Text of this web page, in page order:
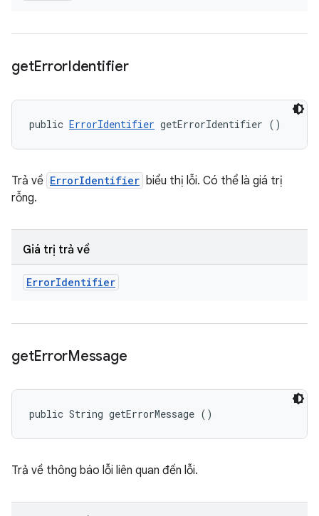
getErrorIdentifier
public ErrorIdentifier getErrorIdentifier ()
Trả về ErrorIdentifier biểu thị lỗi. Có thể là giá trị
rỗng.
Giá trị trả về
ErrorIdentifier
getErrorMessage
public String getErrorMessage ()
Trả về thông báo lỗi liên quan đến lỗi.